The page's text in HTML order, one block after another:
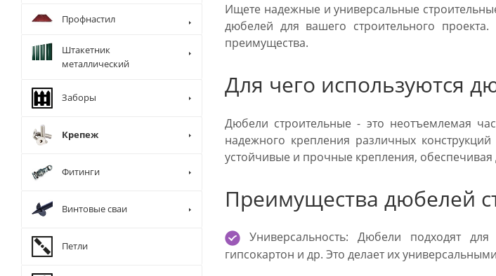
Ищете надежные и универсальные
дюбелей для вашего строительного
преимущества.
Для чего используются
Дюбели строительные - это неотъемлемая
надежного крепления различных
устойчивые и прочные крепления,
Преимущества дюбелей
Универсальность: Дюбели подходят
гипсокартон и др. Это делает их
Профнастил
Штакетник
металлический
Заборы
Крепеж
Фитинги
Винтовые сваи
Петли